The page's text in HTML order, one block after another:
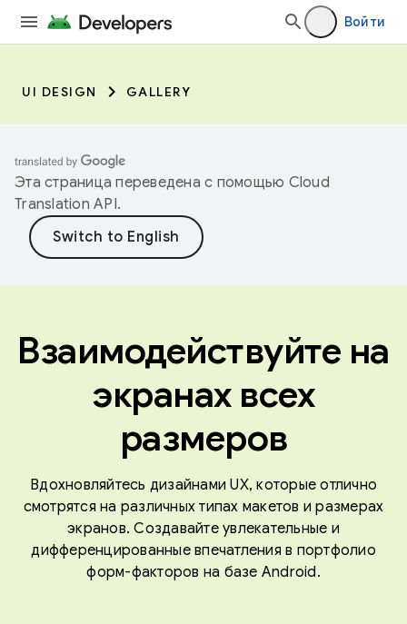
Войти
UI DESIGN GALLERY
Эта страница переведена с помощью Cloud
Translation API.
Взаимодействуйте на
экранах всех
размеров
Вдохновляйтесь дизайнами UX, которые отлично
смотрятся на различных типах макетов и размерах
экранов. Создавайте увлекательные и
дифференцированные впечатления в портфолио
форм-факторов на базе Android.